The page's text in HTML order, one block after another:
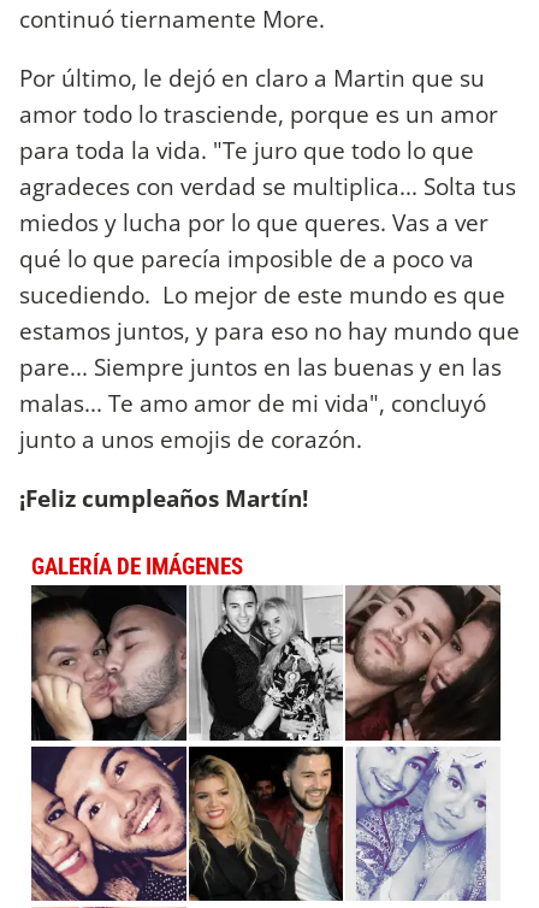
continuó tiernamente More.
Por último, le dejó en claro a Martin que su
amor todo lo trasciende, porque es un amor
para toda la vida. "Te juro que todo lo que
agradeces con verdad se multiplica... Solta tus
miedos y lucha por lo que queres. Vas a ver
qué lo que parecía imposible de a poco va
sucediendo. Lo mejor de este mundo es que
estamos juntos, y para eso no hay mundo que
pare... Siempre juntos en las buenas y en las
malas... Te amo amor de mi vida", concluyó
junto a unos emojis de corazón.
¡Feliz cumpleaños Martín!
GALERÍA DE IMÁGENES